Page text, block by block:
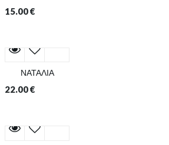
15.00€
ΝΑΤΑΛΙΑ
22.00€